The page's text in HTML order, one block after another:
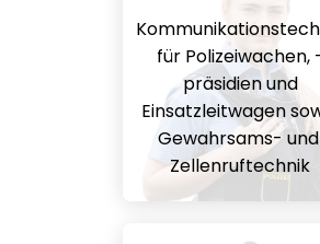
für Polizeiwachen,
präsidien und
Einsatzleitwagen
Gewahrsams-
Zellenruftechnik